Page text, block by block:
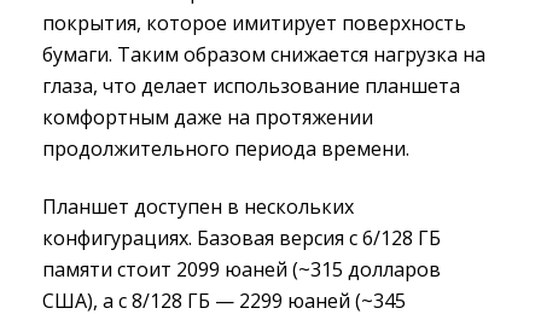
покрытия, которое имитирует поверхность
бумаги. Таким образом снижается нагрузка на
глаза, что делает использование планшета
комфортным даже на протяжении
продолжительного периода времени.
Планшет доступен в нескольких
конфигурациях. Базовая версия с 6/128 ГБ
памяти стоит 2099 юаней (~315 долларов
США), а с 8/128 ГБ — 2299 юаней (~345